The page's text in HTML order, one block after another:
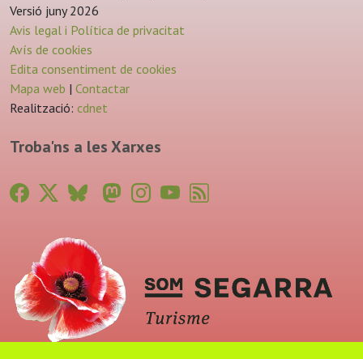
Versió juny 2026
Avis legal i Política de privacitat
Avís de cookies
Edita consentiment de cookies
Mapa web | Contactar
Realització: cdnet
Troba'ns a les Xarxes